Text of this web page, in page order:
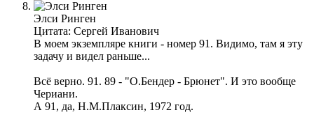
Элси Ринген
Цитата: Сергей Иванович
В моем экземпляре книги - номер 91. Видимо, там я эту
задачу и видел раньше...
Всё верно. 91. 89 - "О.Бендер - Брюнет". И это вообще
Чериани.
А 91, да, Н.М.Плаксин, 1972 год.